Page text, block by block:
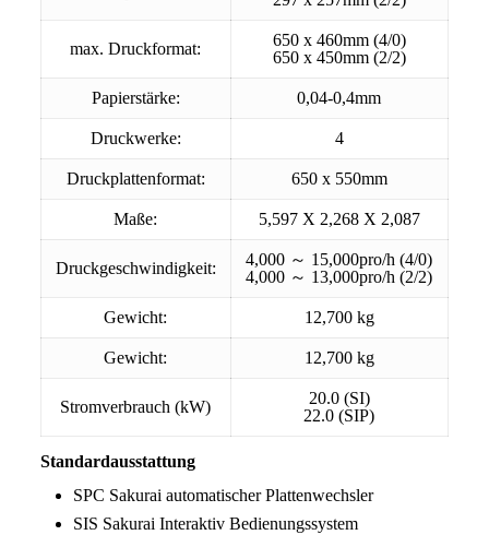
max. Druckformat:
650 x 460mm (4/0)
650 x 450mm (2/2)
Papierstärke: 0,04-0,4mm
Druckwerke: 4
Druckplattenformat: 650 x 550mm
Maße: 5,597 X 2,268 X 2,087
Druckgeschwindigkeit:
4,000 ～ 15,000pro/h (4/0)
4,000 ～ 13,000pro/h (2/2)
Gewicht: 12,700 kg
Gewicht: 12,700 kg
Stromverbrauch (kW)
20.0 (SI)
22.0 (SIP)
Standardausstattung
SPC Sakurai automatischer Plattenwechsler
SIS Sakurai Interaktiv Bedienungssystem